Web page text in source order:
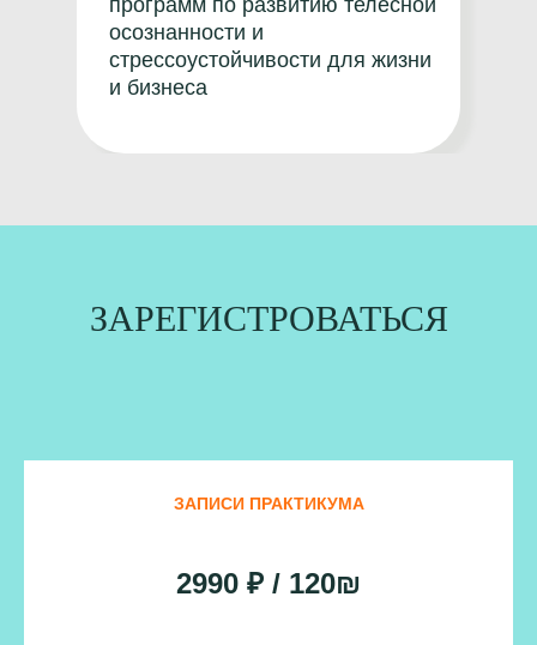
осознанности и
стрессоустойчивости для жизни
и бизнеса
ЗАРЕГИСТРОВАТЬСЯ
ЗАПИСИ ПРАКТИКУМА
2990 ₽ / 120₪